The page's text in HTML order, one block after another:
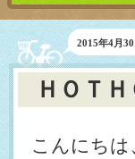
2015年4月30
ＨＯＴ
こんにち